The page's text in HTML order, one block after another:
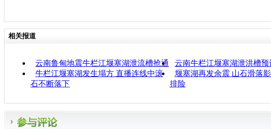
相关报道
云南鲁甸地震牛栏江堰塞湖泄流槽抢通
云南牛栏江堰塞湖泄洪槽预
牛栏江堰塞湖发生塌方 直播连线中滚
石不断落下
堰塞湖再发余震 山石滑落
排险